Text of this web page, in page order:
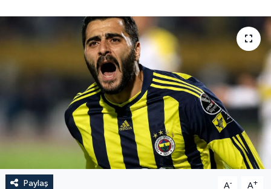
Paylaş A- A+